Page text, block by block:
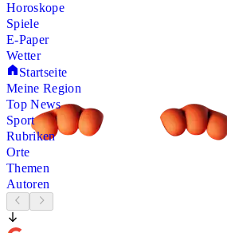
Horoskope
Spiele
E-Paper
Wetter
Startseite
Meine Region
Top News
Sport
Rubriken
Orte
Themen
Autoren